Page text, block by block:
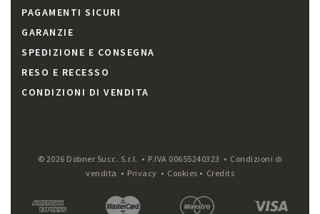
PAGAMENTI SICURI
GARANZIE
SPEDIZIONE E CONSEGNA
RESO E RECESSO
CONDIZIONI DI VENDITA
© 2026 Dobner Succ. S.r.l. • P.IVA 00655240323 • Condizioni di
vendita • Privacy • Cookies • Credits